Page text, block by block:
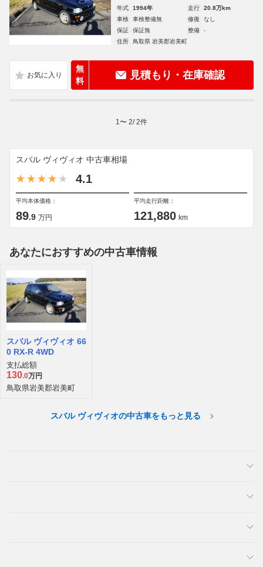
年式 1994年 走行
20.8万km
車検
車検整備無 修復
なし
保証
保証無 整備
-
住所
鳥取県 岩美郡岩美町
無
料
見積もり・在庫確認
1 〜 2/2件
スバル ヴィヴィオ 中古車相場
4.1
平均本体価格：
89.9 万円
平均走行距離：
121,880 km
あなたにおすすめの中古車情報
スバル ヴィヴィオ 66
0 RX-R 4WD
支払総額
130.0万円
鳥取県岩美郡岩美町
スバル ヴィヴィオの中古車をもっと見る